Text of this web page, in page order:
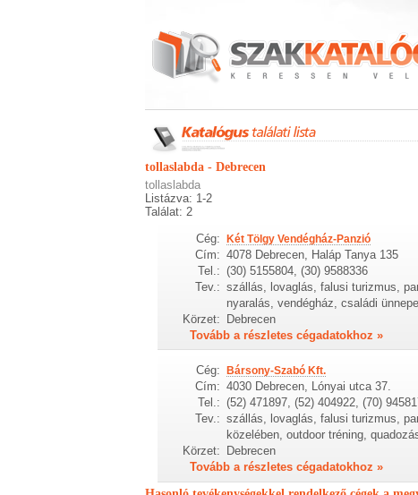
tollaslabda - Debrecen
tollaslabda
Listázva: 1-2
Találat: 2
Cég: Két Tölgy Vendégház-Panzió
Cím: 4078 Debrecen, Haláp Tanya 135
Tel.: (30) 5155804, (30) 9588336
Tev.: szállás, lovaglás, falusi turizmus,
nyaralás, vendégház, családi
Körzet: Debrecen
Tovább a részletes cégadatokhoz »
Cég: Bársony-Szabó Kft.
Cím: 4030 Debrecen, Lónyai utca 37.
Tel.: (52) 471897, (52) 404922, (70)
Tev.: szállás, lovaglás, falusi turizmus,
közelében, outdoor tréning,
Körzet:
Debrecen
Tovább a részletes cégadatokhoz »